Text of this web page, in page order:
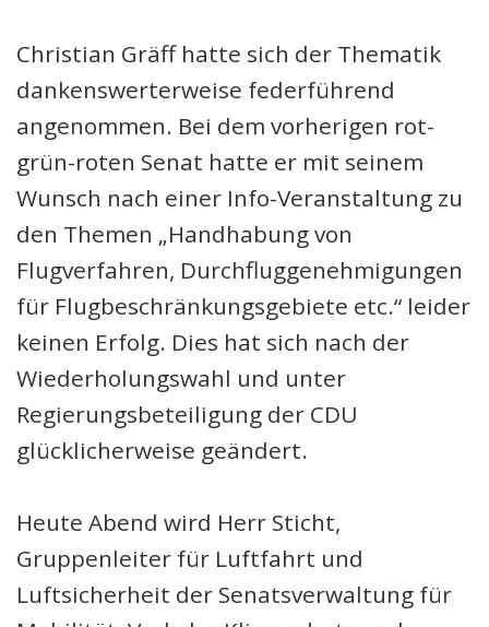
Christian Gräff hatte sich der Thematik
dankenswerterweise federführend
angenommen. Bei dem vorherigen rot-
grün-roten Senat hatte er mit seinem
Wunsch nach einer Info-Veranstaltung zu
den Themen „Handhabung von
Flugverfahren, Durchfluggenehmigungen
für Flugbeschränkungsgebiete etc.“ leider
keinen Erfolg. Dies hat sich nach der
Wiederholungswahl und unter
Regierungsbeteiligung der CDU
glücklicherweise geändert.
Heute Abend wird Herr Sticht,
Gruppenleiter für Luftfahrt und
Luftsicherheit der Senatsverwaltung für